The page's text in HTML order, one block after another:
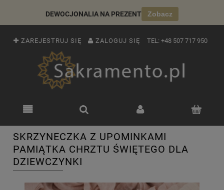
DEWOCJONALIA NA PREZENT Zobacz
ZAREJESTRUJ SIĘ ZALOGUJ SIĘ TEL: +48 507 717 950
SKRZYNECZKA Z UPOMINKAMI
PAMIĄTKA CHRZTU ŚWIĘTEGO DLA
DZIEWCZYNKI